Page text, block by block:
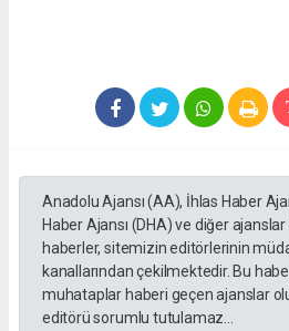
Anadolu Ajansı (AA), İhlas Haber
Haber Ajansı (DHA) ve diğer
haberler, sitemizin editörlerinin
kanallarından çekilmektedir. Bu
muhataplar haberi geçen ajanslar
editörü sorumlu tutulamaz...